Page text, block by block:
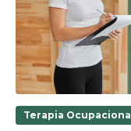
Terapia Ocupacional